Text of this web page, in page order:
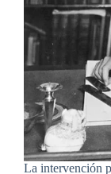
La intervención